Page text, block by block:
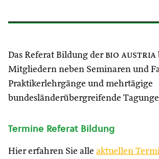
Das Referat Bildung der bio austria
Mitgliedern neben Seminaren und
Praktikerlehrgänge und mehrtägige
bundesländerübergreifende
Termine Referat Bildung
Hier erfahren Sie alle aktuellen